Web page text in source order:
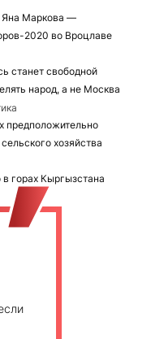
Яна Маркова —
2020 во Вроцлаве
станет свободной
народ, а не Москва
предположительно
хозяйства
горах Кыргызстана